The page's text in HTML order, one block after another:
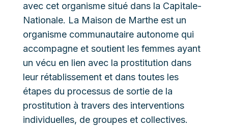
avec cet organisme situé dans la Capitale-
Nationale. La Maison de Marthe est un
organisme communautaire autonome qui
accompagne et soutient les femmes ayant
un vécu en lien avec la prostitution dans
leur rétablissement et dans toutes les
étapes du processus de sortie de la
prostitution à travers des interventions
individuelles, de groupes et collectives.